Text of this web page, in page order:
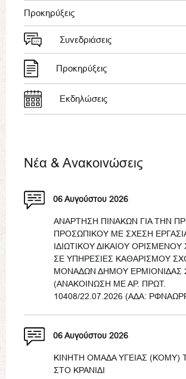
Προκηρύξεις
Συνεδριάσεις
Προκηρύξεις
Εκδηλώσεις
Νέα & Ανακοινώσεις
06 Αυγούστου 2026
ΑΝΑΡΤΗΣΗ ΠΙΝΑΚΩΝ ΓΙΑ ΤΗΝ
ΠΡΟΣΩΠΙΚΟΥ ΜΕ ΣΧΕΣΗ
ΙΔΙΩΤΙΚΟΥ ΔΙΚΑΙΟΥ
ΣΕ ΥΠΗΡΕΣΙΕΣ ΚΑΘΑΡΙΣΜΟΥ
ΜΟΝΑΔΩΝ ΔΗΜΟΥ ΕΡΜΙΟΝΙΔΑΣ
(ΑΝΑΚΟΙΝΩΣΗ ΜΕ ΑΡ. ΠΡΩΤ.
10408/22.07.2026 (ΑΔΑ:
06 Αυγούστου 2026
ΚΙΝΗΤΗ ΟΜΑΔΑ ΥΓΕΙΑΣ (ΚΟΜΥ)
ΣΤΟ ΚΡΑΝΙΔΙ